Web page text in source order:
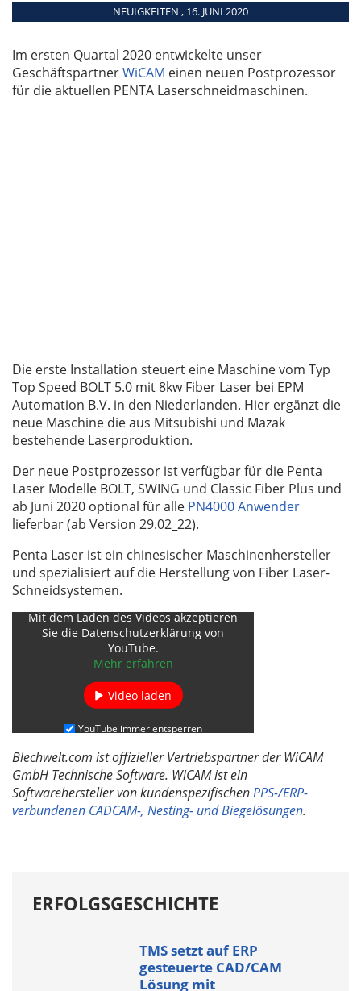
NEUIGKEITEN , 16. JUNI 2020
Im ersten Quartal 2020 entwickelte unser
GeschäftspartnerWiCAM einen neuen Postprozessor
für die aktuellen PENTA Laserschneidmaschinen.
Die erste Installation steuert eine Maschine vom Typ
Top Speed BOLT 5.0 mit 8kw Fiber Laser bei EPM
Automation B.V. in den Niederlanden. Hier ergänzt die
neue Maschine die aus Mitsubishi und Mazak
bestehende Laserproduktion.
Der neue Postprozessor ist verfügbar für die Penta
Laser Modelle BOLT, SWING und Classic Fiber Plus und
ab Juni 2020 optional für alle PN4000 Anwender
lieferbar (ab Version 29.02_22).
Penta Laser ist ein chinesischer Maschinenhersteller
und spezialisiert auf die Herstellung von Fiber Laser-
Schneidsystemen.
Mit dem Laden des Videos akzeptieren
Sie die Datenschutzerklärung von
YouTube.
Mehr erfahren
Video laden
YouTube immer entsperren
Blechwelt.com ist offizieller Vertriebspartner der WiCAM
GmbH Technische Software. WiCAM ist ein
Softwarehersteller von kundenspezifischenPPS-/ERP-
verbundenen CADCAM-, Nesting- und Biegelösungen.
ERFOLGSGESCHICHTE
TMS setzt auf ERP
gesteuerte CAD/CAM
Lösung mit